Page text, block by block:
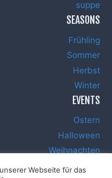
suppe
SEASONS
Frühling
Sommer
Herbst
Winter
EVENTS
Ostern
Halloween
Weihnachten
Silvester
Webseite für das